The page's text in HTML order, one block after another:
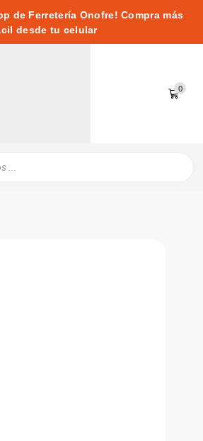
de Ferretería Onofre! Compra más
desde tu celular
0